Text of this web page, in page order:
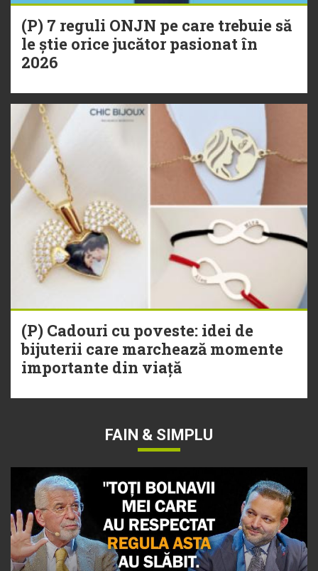
(P) 7 reguli ONJN pe care trebuie să
le știe orice jucător pasionat în
2026
(P) Cadouri cu poveste: idei de
bijuterii care marchează momente
importante din viață
FAIN & SIMPLU